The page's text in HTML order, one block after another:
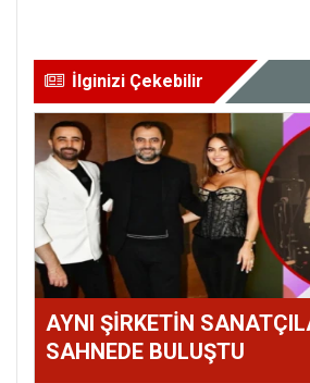
İlginizi Çekebilir
AYNI ŞİRKETİN
SAHNEDE BULUŞTU